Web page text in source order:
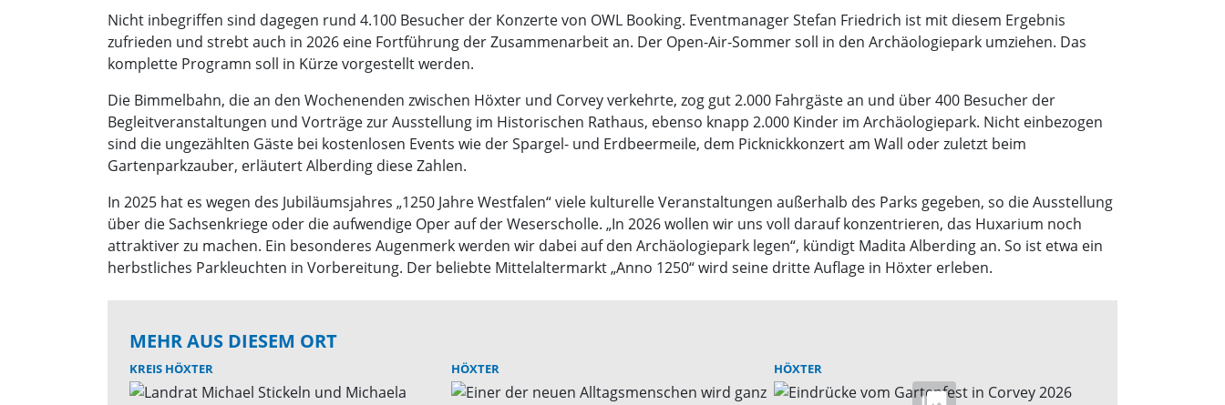
Nicht inbegriffen sind dagegen rund 4.100 Besucher der Konzerte von OWL Booking. Eventmanager Stefan Friedrich ist mit diesem Ergebnis
zufrieden und strebt auch in 2026 eine Fortführung der Zusammenarbeit an. Der Open-Air-Sommer soll in den Archäologiepark umziehen. Das
komplette Programn soll in Kürze vorgestellt werden.
Die Bimmelbahn, die an den Wochenenden zwischen Höxter und Corvey verkehrte, zog gut 2.000 Fahrgäste an und über 400 Besucher der
Begleitveranstaltungen und Vorträge zur Ausstellung im Historischen Rathaus, ebenso knapp 2.000 Kinder im Archäologiepark. Nicht einbezogen
sind die ungezählten Gäste bei kostenlosen Events wie der Spargel- und Erdbeermeile, dem Picknickkonzert am Wall oder zuletzt beim
Gartenparkzauber, erläutert Alberding diese Zahlen.
In 2025 hat es wegen des Jubiläumsjahres „1250 Jahre Westfalen“ viele kulturelle Veranstaltungen außerhalb des Parks gegeben, so die Ausstellung
über die Sachsenkriege oder die aufwendige Oper auf der Weserscholle. „In 2026 wollen wir uns voll darauf konzentrieren, das Huxarium noch
attraktiver zu machen. Ein besonderes Augenmerk werden wir dabei auf den Archäologiepark legen“, kündigt Madita Alberding an. So ist etwa ein
herbstliches Parkleuchten in Vorbereitung. Der beliebte Mittelaltermarkt „Anno 1250“ wird seine dritte Auflage in Höxter erleben.
MEHR AUS DIESEM ORT
KREIS HÖXTER HÖXTER HÖXTER